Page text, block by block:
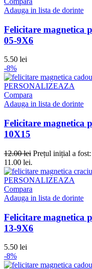
Adauga in lista de dorinte
Felicitare magnetica
05-9X6
5.50 lei
-8%
PERSONALIZEAZA
Compara
Adauga in lista de dorinte
Felicitare magnetica
10X15
12.00lei Prețul inițial a
11.00 lei.
PERSONALIZEAZA
Compara
Adauga in lista de dorinte
Felicitare magnetica
13-9X6
5.50 lei
-8%